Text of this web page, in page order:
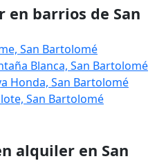
en barrios de San
San Bartolomé
Blanca, San Bartolomé
Honda, San Bartolomé
San Bartolomé
alquiler en San